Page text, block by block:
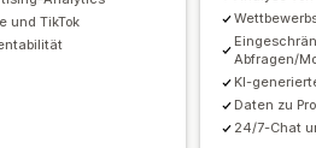
pro Akquisition
Dashboards
Berichte
Datenexport
Berichtsplanung
und TikTok
Abfragen/
KI-
Daten zu
24/7-Chat